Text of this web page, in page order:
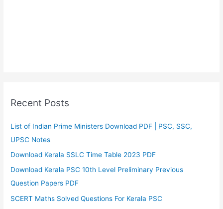
Recent Posts
List of Indian Prime Ministers Download PDF | PSC, SSC,
UPSC Notes
Download Kerala SSLC Time Table 2023 PDF
Download Kerala PSC 10th Level Preliminary Previous
Question Papers PDF
SCERT Maths Solved Questions For Kerala PSC